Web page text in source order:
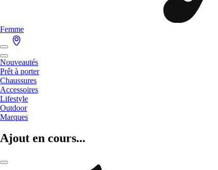
Femme
Nouveautés
Prêt à porter
Chaussures
Accessoires
Lifestyle
Outdoor
Marques
Ajout en cours...